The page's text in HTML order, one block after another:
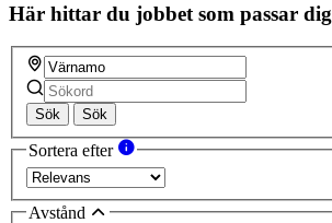
Här hittar du jobbet som passar dig
Sök Sök
Sortera efter
Avstånd